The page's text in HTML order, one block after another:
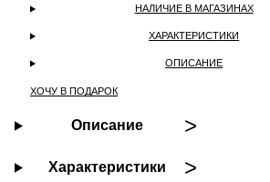
НАЛИЧИЕ В МАГАЗИНАХ
ХАРАКТЕРИСТИКИ
ОПИСАНИЕ
ХОЧУ В ПОДАРОК
Описание
Характеристики